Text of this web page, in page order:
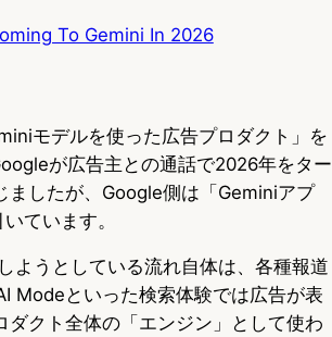
To Gemini In 2026
モデルを使った広告プロダクト」を
が広告主との通話で2026年をター
したが、Google側は「Geminiアプ
ています。
ようとしている流れ自体は、各種報道
Modeといった検索体験では広告が表
クト全体の「エンジン」として使わ